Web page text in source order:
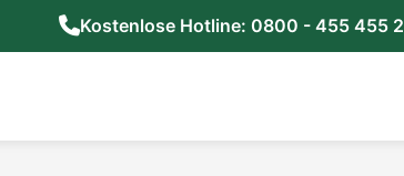
Kostenlose Hotline: 0800 - 455 455 2